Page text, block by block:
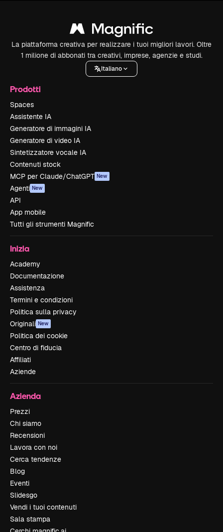
La piattaforma creativa per realizzare i tuoi migliori lavori. Oltre
1 milione di abbonati tra creativi, imprese, agenzie e studi.
Italiano
Prodotti
Spaces
Assistente IA
Generatore di immagini IA
Generatore di video IA
Sintetizzatore vocale IA
Contenuti stock
MCP per Claude/ChatGPT New
Agenti New
API
App mobile
Tutti gli strumenti Magnific
Inizia
Academy
Documentazione
Assistenza
Termini e condizioni
Politica sulla privacy
Originali New
Politica dei cookie
Centro di fiducia
Affiliati
Aziende
Azienda
Prezzi
Chi siamo
Recensioni
Lavora con noi
Cerca tendenze
Blog
Eventi
Slidesgo
Vendi i tuoi contenuti
Sala stampa